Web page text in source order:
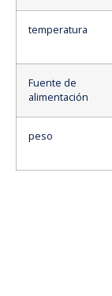
temperatura
Fuente de
alimentación
peso